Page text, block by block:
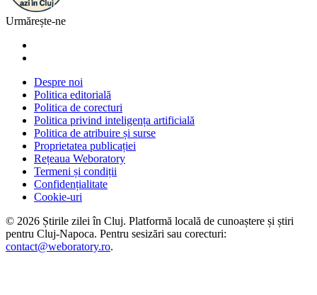
Urmărește-ne
Despre noi
Politica editorială
Politica de corecturi
Politica privind inteligența artificială
Politica de atribuire și surse
Proprietatea publicației
Rețeaua Weboratory
Termeni și condiții
Confidențialitate
Cookie-uri
© 2026 Știrile zilei în Cluj. Platformă locală de cunoaștere și știri
pentru Cluj-Napoca. Pentru sesizări sau corecturi:
contact@weboratory.ro.